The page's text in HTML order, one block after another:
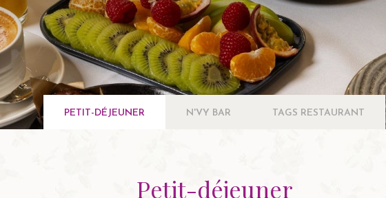
PETIT-DÉJEUNER N'VY BAR TAGS RESTAURANT
Petit-déjeuner